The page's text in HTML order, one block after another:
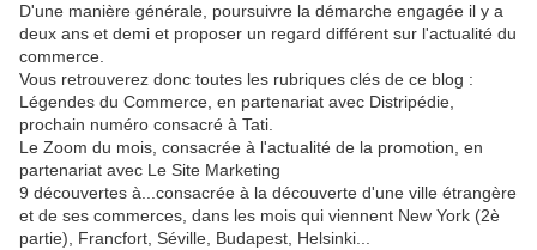
D'une manière générale, poursuivre la démarche engagée il y a
deux ans et demi et proposer un regard différent sur l'actualité du
commerce.
Vous retrouverez donc toutes les rubriques clés de ce blog :
Légendes du Commerce, en partenariat avec Distripédie,
prochain numéro consacré à Tati.
Le Zoom du mois, consacrée à l'actualité de la promotion, en
partenariat avec Le Site Marketing
9 découvertes à...consacrée à la découverte d'une ville étrangère
et de ses commerces, dans les mois qui viennent New York (2è
partie), Francfort, Séville, Budapest, Helsinki...